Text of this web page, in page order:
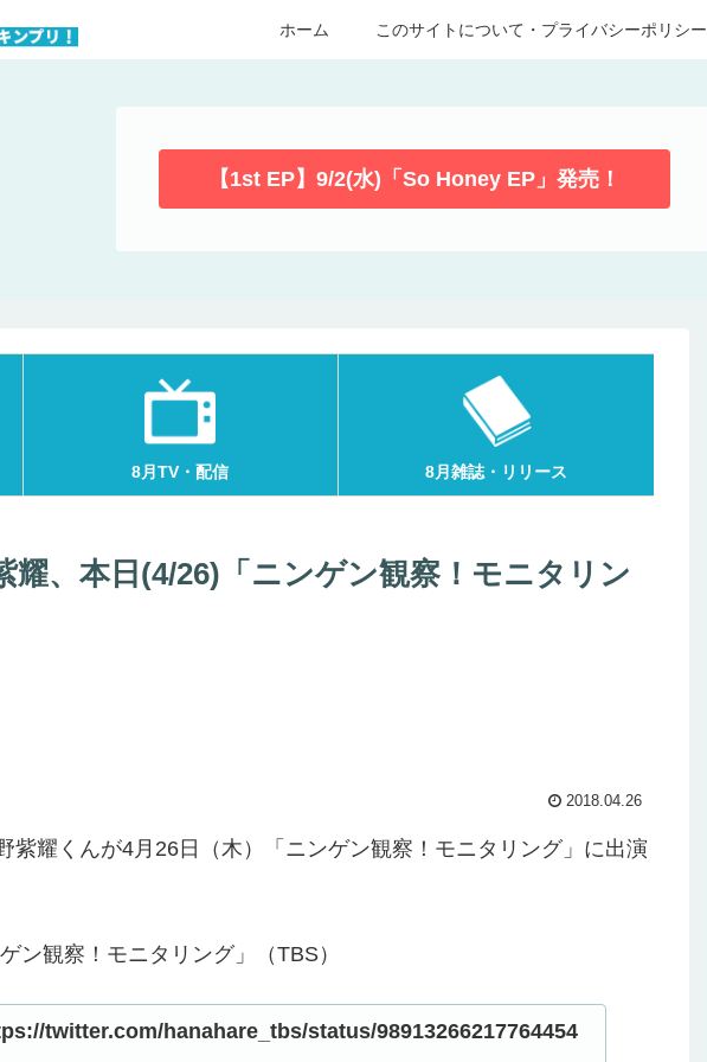
ホーム このサイトについて・プライバシーポリシー
【1st EP】9/2(水)「So Honey EP」発売！
8月TV・配信 8月雑誌・リリース
耀、本日(4/26)「ニンゲン観察！モニタリン
2018.04.26
紫耀くんが4月26日（木）「ニンゲン観察！モニタリング」に出演
観察！モニタリング」（TBS）
twitter.com/hanahare_tbs/status/98913266217764454